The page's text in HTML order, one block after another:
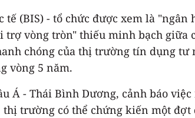
tế (BIS) - tổ chức được xem là
vòng tròn" thiếu minh bạch
chóng của thị trường tín dụng
vòng 5 năm.
Á - Thái Bình Dương, cảnh báo
trường có thể chứng kiến một